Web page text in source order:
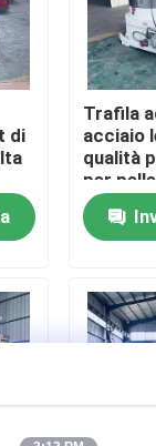
della pallina
di legno
di
Trafila
acciaio
qualità
per